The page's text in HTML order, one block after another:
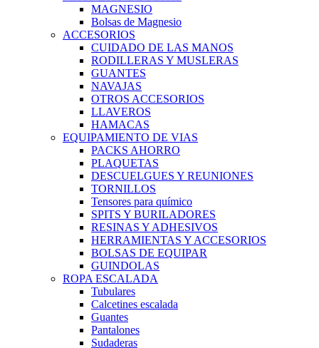
MAGNESIO
Bolsas de Magnesio
ACCESORIOS
CUIDADO DE LAS MANOS
RODILLERAS Y MUSLERAS
GUANTES
NAVAJAS
OTROS ACCESORIOS
LLAVEROS
HAMACAS
EQUIPAMIENTO DE VIAS
PACKS AHORRO
PLAQUETAS
DESCUELGUES Y REUNIONES
TORNILLOS
Tensores para químico
SPITS Y BURILADORES
RESINAS Y ADHESIVOS
HERRAMIENTAS Y ACCESORIOS
BOLSAS DE EQUIPAR
GUINDOLAS
ROPA ESCALADA
Tubulares
Calcetines escalada
Guantes
Pantalones
Sudaderas